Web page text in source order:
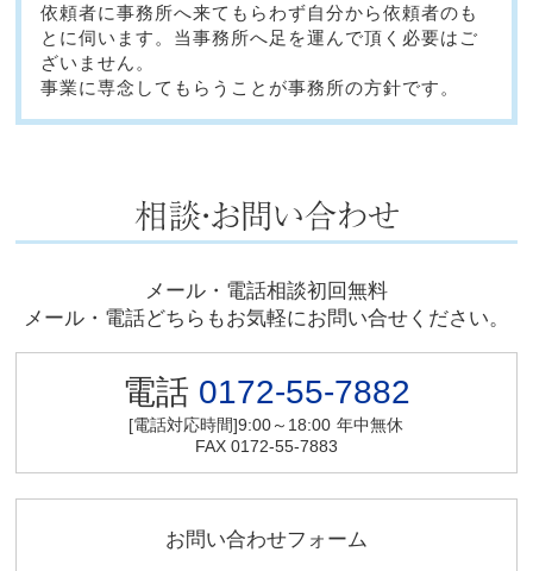
依頼者に事務所へ来てもらわず自分から依頼者のも
とに伺います。当事務所へ足を運んで頂く必要はご
ざいません。
事業に専念してもらうことが事務所の方針です。
メール・電話相談初回無料
メール・電話どちらもお気軽にお問い合せください。
電話 0172-55-7882
[電話対応時間]9:00～18:00 年中無休
FAX 0172-55-7883
お問い合わせフォーム